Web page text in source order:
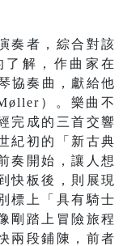
奏者，綜合對該
解，作曲家在
協奏曲，獻給他
）。樂曲不
完成的三首交響
紀初的「新古典
奏開始，讓人想
快板後，則展現
標上「具有騎士
剛踏上冒險旅程
兩段鋪陳，前者